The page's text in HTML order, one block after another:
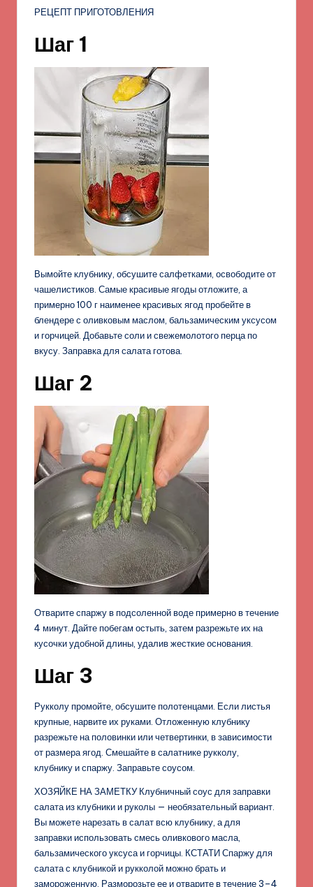
РЕЦЕПТ ПРИГОТОВЛЕНИЯ
Шаг 1
Вымойте клубнику, обсушите салфетками, освободите от
чашелистиков. Самые красивые ягоды отложите, а
примерно 100 г наименее красивых ягод пробейте в
блендере с оливковым маслом, бальзамическим уксусом
и горчицей. Добавьте соли и свежемолотого перца по
вкусу. Заправка для салата готова.
Шаг 2
Отварите спаржу в подсоленной воде примерно в течение
4 минут. Дайте побегам остыть, затем разрежьте их на
кусочки удобной длины, удалив жесткие основания.
Шаг 3
Рукколу промойте, обсушите полотенцами. Если листья
крупные, нарвите их руками. Отложенную клубнику
разрежьте на половинки или четвертинки, в зависимости
от размера ягод. Смешайте в салатнике рукколу,
клубнику и спаржу. Заправьте соусом.
ХОЗЯЙКЕ НА ЗАМЕТКУ Клубничный соус для заправки
салата из клубники и руколы — необязательный вариант.
Вы можете нарезать в салат всю клубнику, а для
заправки использовать смесь оливкового масла,
бальзамического уксуса и горчицы. КСТАТИ Спаржу для
салата с клубникой и рукколой можно брать и
замороженную. Разморозьте ее и отварите в течение 3–4